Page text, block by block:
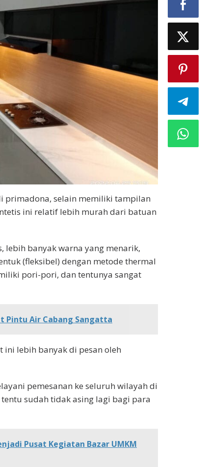
primadona, selain memiliki tampilan
ini relatif lebih murah dari batuan
lebih banyak warna yang menarik,
(fleksibel) dengan metode thermal
pori-pori, dan tentunya sangat
Pintu Air Cabang Sangatta
ini lebih banyak di pesan oleh
pemesanan ke seluruh wilayah di
sudah tidak asing lagi bagi para
Pusat Kegiatan Bazar UMKM